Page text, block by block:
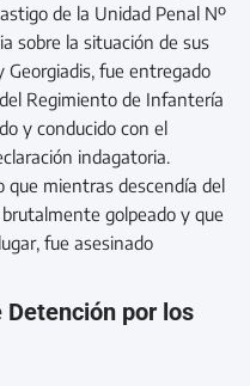
de la Unidad Penal Nº
sobre la situación de sus
Georgiadis, fue entregado
Regimiento de Infantería
y conducido con el
indagatoria.
mientras descendía del
golpeado y que
fue asesinado
por los